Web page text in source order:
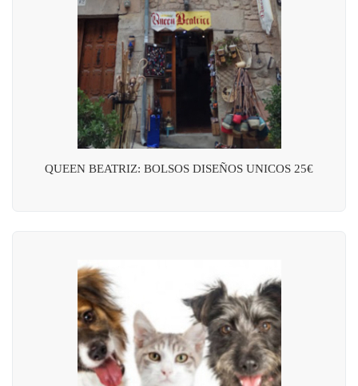
QUEEN BEATRIZ: BOLSOS DISEÑOS UNICOS 25€